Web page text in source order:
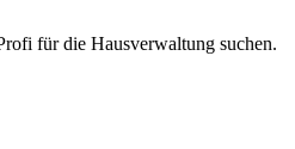
für die Hausverwaltung suchen.